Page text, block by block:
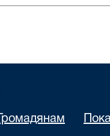
Громадянам